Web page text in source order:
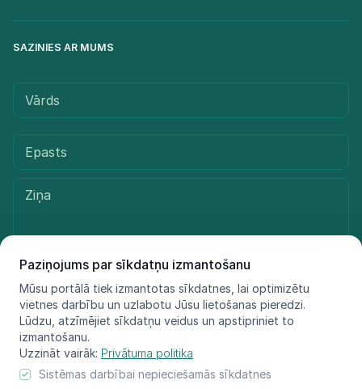
Paziņojums par sīkdatņu izmantošanu
Mūsu portālā tiek izmantotas sīkdatnes, lai optimizētu
vietnes darbību un uzlabotu Jūsu lietošanas pieredzi.
Lūdzu, atzīmējiet sīkdatņu veidus un apstipriniet to
izmantošanu.
Uzzināt vairāk: Privātuma politika
Sistēmas darbībai nepieciešamās sīkdatnes
SAZINIES AR MUMS
Sūtīt ziņu